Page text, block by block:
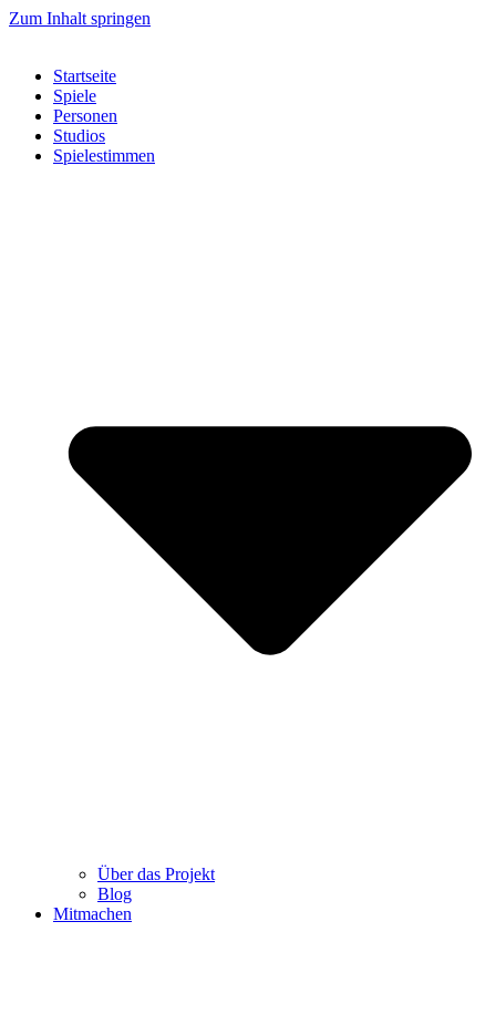
Zum Inhalt springen
Startseite
Spiele
Personen
Studios
Spielestimmen
Über das Projekt
Blog
Mitmachen